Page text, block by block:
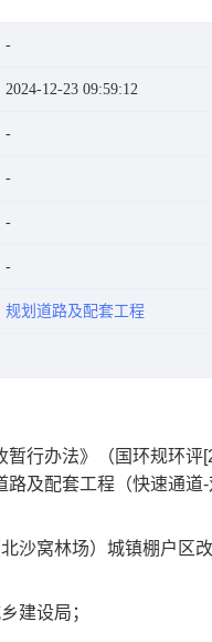
2024-12-23 09:59:12
规划道路及配套工程
行办法》（国环规环
及配套工程（快速通
沙窝林场）城镇棚户
建设局；